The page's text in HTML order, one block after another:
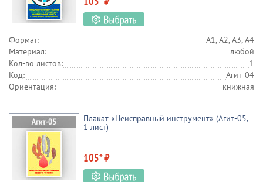
Формат:
А1, А2, А3, А4
Материал:
любой
Кол-во листов:
1
Код:
Агит-04
Ориентация:
книжная
Плакат «Неисправный инструмент» (Агит-05,
1 лист)
105* ₽